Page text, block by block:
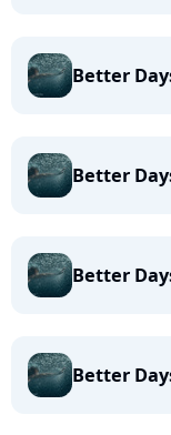
Better
Better
Better
Better